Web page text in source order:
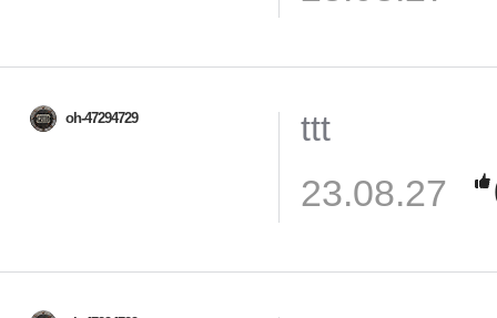
oh-47294729 ttt
23.08.27